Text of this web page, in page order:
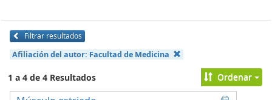
Filtrar resultados
Afiliación del autor: Facultad de Medicina
1 a 4 de 4 Resultados Ordenar